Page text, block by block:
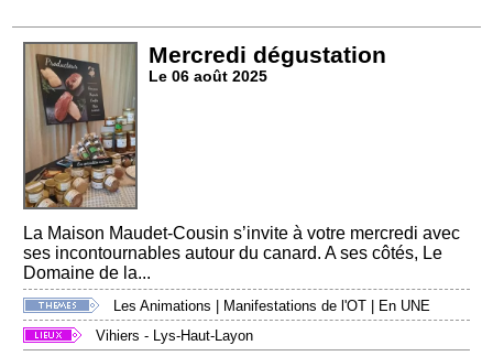
Mercredi dégustation
Le 06 août 2025
La Maison Maudet-Cousin s’invite à votre mercredi avec
ses incontournables autour du canard. A ses côtés, Le
Domaine de la...
Les Animations | Manifestations de l'OT | En UNE
Vihiers - Lys-Haut-Layon